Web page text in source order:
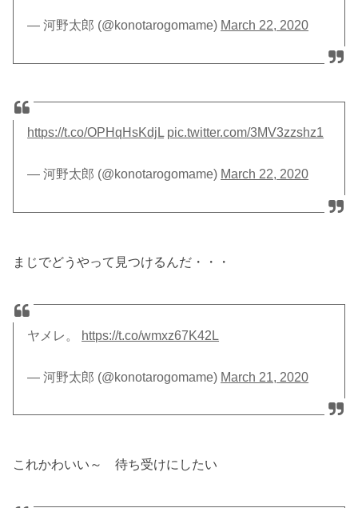
— 河野太郎 (@konotarogomame) March 22, 2020
https://t.co/OPHqHsKdjL pic.twitter.com/3MV3zzshz1
— 河野太郎 (@konotarogomame) March 22, 2020
まじでどうやって見つけるんだ・・・
ヤメレ。 https://t.co/wmxz67K42L
— 河野太郎 (@konotarogomame) March 21, 2020
これかわいい～ 待ち受けにしたい